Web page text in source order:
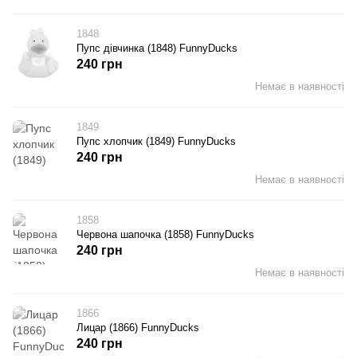
1848
Пупс дівчинка (1848) FunnyDucks
Немає в наявності
240 грн
1849
Пупс хлопчик (1849) FunnyDucks
Немає в наявності
240 грн
1858
Червона шапочка (1858) FunnyDucks
Немає в наявності
240 грн
1866
Лицар (1866) FunnyDucks
240 грн